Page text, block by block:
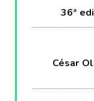
36ª
César